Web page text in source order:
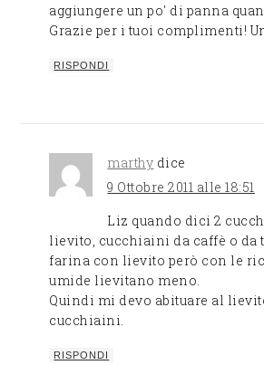
aggiungere un po' di panna
Grazie per i tuoi complimenti!
RISPONDI
marthy dice
9 Ottobre 2011 alle 18:51
Liz quando dici 2
lievito, cucchiaini da caffè o da
farina con lievito però con le
umide lievitano meno.
Quindi mi devo abituare al
cucchiaini.
RISPONDI